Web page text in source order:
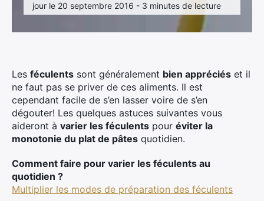
jour le 20 septembre 2016 - 3 minutes de lecture
Les féculents sont généralement bien appréciés et il
ne faut pas se priver de ces aliments. Il est
cependant facile de s’en lasser voire de s’en
dégouter! Les quelques astuces suivantes vous
aideront à varier les féculents pour éviter la
monotonie du plat de pâtes quotidien.
Comment faire pour varier les féculents au
quotidien ?
Multiplier les modes de préparation des féculents